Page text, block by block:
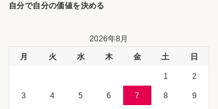
自分で自分の価値を決める
2026年8月
月 火 水 木 金 土 日
1 2
3 4 5 6 7 8 9